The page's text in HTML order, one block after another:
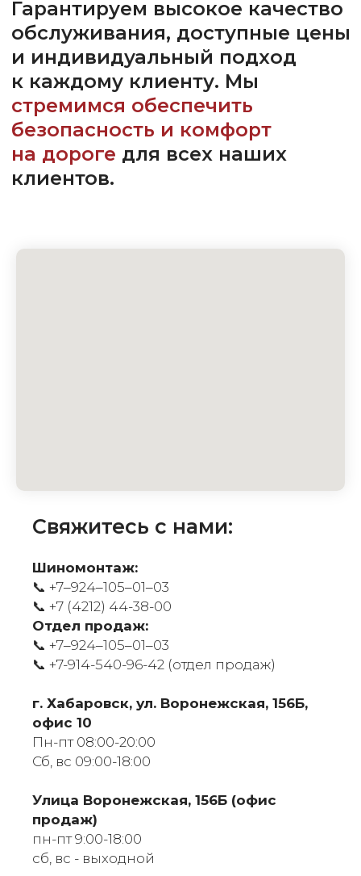
Свяжитесь с нами:
Шиномонтаж:
📞 +7‒924‒105‒01‒03
📞 +7 (4212) 44-38-00
Отдел продаж:
📞 +7‒924‒105‒01‒03
📞 +7-914-540-96-42 (отдел продаж)
г. Хабаровск, ул. Воронежская, 156Б,
офис 10
Пн-пт 08:00-20:00
Сб, вс 09:00-18:00
​Улица Воронежская, 156Б (офис
продаж)
пн-пт 9:00-18:00
сб, вс - выходной